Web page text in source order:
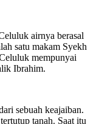
airnya berasal
satu makam Syekh
mempunyai
Ibrahim.
sebuah keajaiban.
tanah. Saat itu